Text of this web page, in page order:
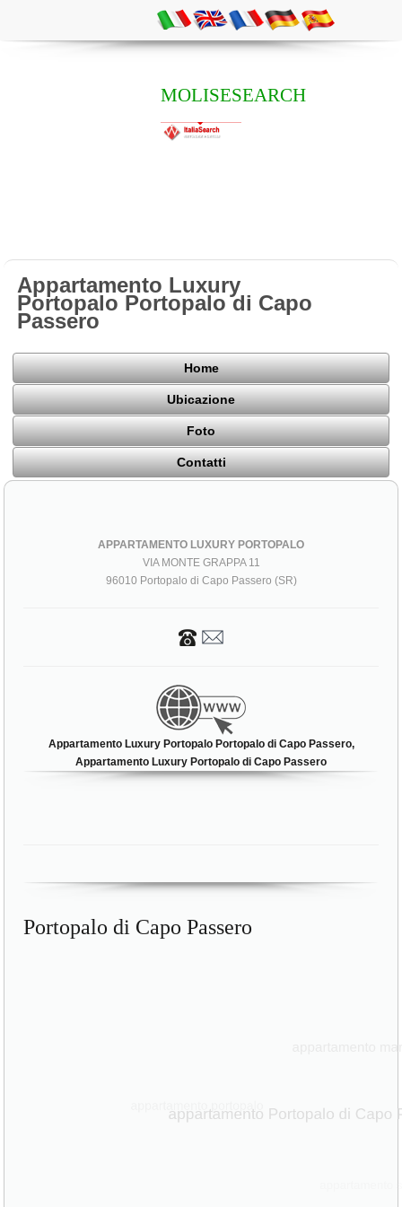
MOLISESEARCH
Appartamento Luxury
Portopalo Portopalo di Capo
Passero
Home
Ubicazione
Foto
Contatti
APPARTAMENTO LUXURY PORTOPALO
VIA MONTE GRAPPA 11
96010 Portopalo di Capo Passero (SR)
Appartamento Luxury Portopalo Portopalo di Capo Passero,
Appartamento Luxury Portopalo di Capo Passero
Portopalo di Capo Passero